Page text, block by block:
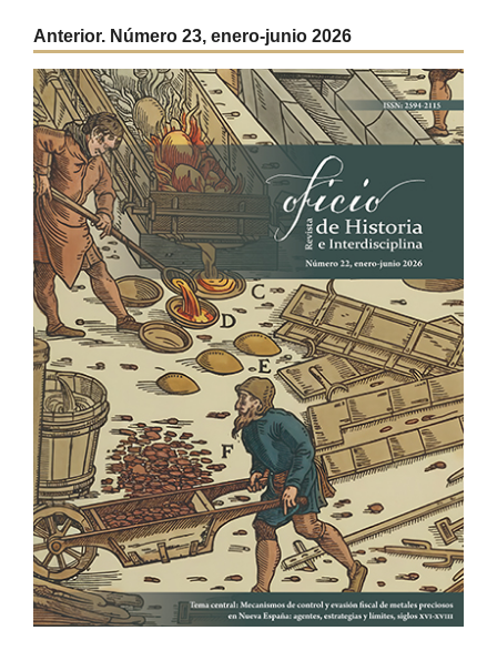
Anterior. Número 23, enero-junio 2026